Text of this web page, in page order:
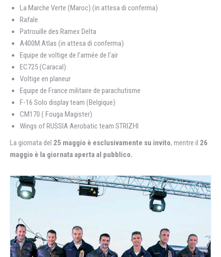
La Marche Verte (Maroc) (in attesa di conferma)
Rafale
Patrouille des Ramex Delta
A400M Atlas (in attesa di conferma)
Equipe de voltige de l’armée de l’air
EC725 (Caracal)
Voltige en planeur
Equipe de France militaire de parachutisme
F-16 Solo display team (Belgique)
CM170 ( Fouga Magister)
Wings of RUSSIA Aerobatic team STRIZHI
La giornata del 25 maggio è esclusivamente su invito, mentre il 26
maggio è la giornata aperta al pubblico.